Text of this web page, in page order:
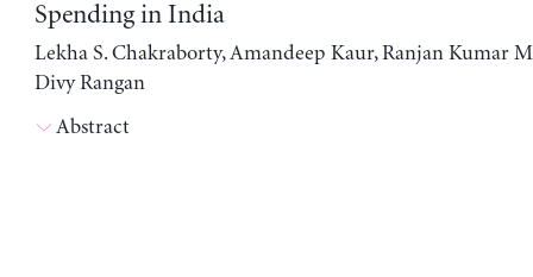
Spending in India
Lekha S. Chakraborty, Amandeep Kaur, Ranjan Kumar
Divy Rangan
Abstract